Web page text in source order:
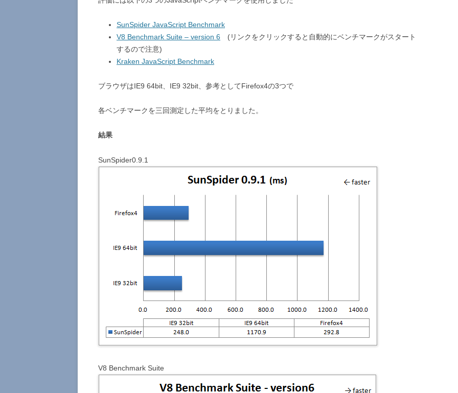
SunSpider JavaScript Benchmark
V8 Benchmark Suite – version 6 (リンクをクリックすると自動的にベンチマークがスタート
するので注意)
Kraken JavaScript Benchmark
ブラウザはIE9 64bit、IE9 32bit、参考としてFirefox4の3つで
各ベンチマークを三回測定した平均をとりました。
結果
SunSpider0.9.1
V8 Benchmark Suite